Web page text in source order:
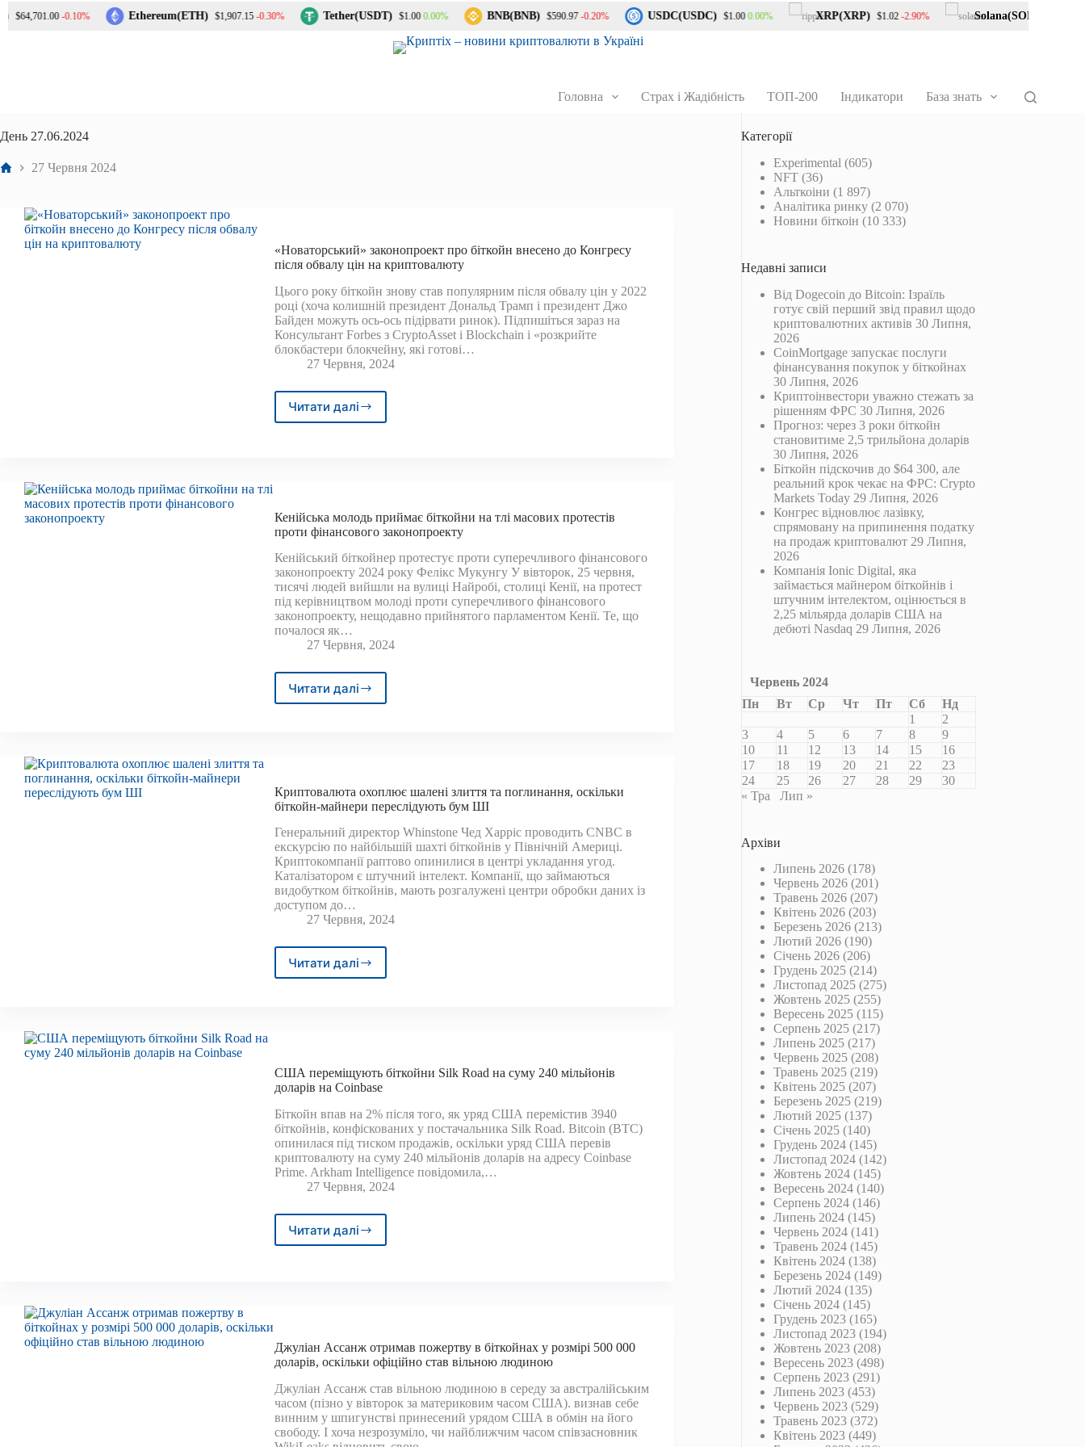
до$64,701.00 -0.10% Ethereum(ETH) $1,907.15 -0.30% Tether(USDT) $1.00 0.00% BNB(BNB) $590.97 -0.20% USDC(USDC) $1.00 0.00% XRP(XRP) $1.02 -2.90% Solana(SOL)
Головна Страх і Жадібність ТОП-200 Індикатори База знать
День 27.06.2024
Головна27 Червня 2024
«Новаторський» законопроект про біткойн внесено до Конгресу
після обвалу цін на криптовалюту
Цього року біткойн знову став популярним після обвалу цін у 2022
році (хоча колишній президент Дональд Трамп і президент Джо
Байден можуть ось-ось підірвати ринок). Підпишіться зараз на
Консультант Forbes з CryptoAsset і Blockchain і «розкрийте
блокбастери блокчейну, які готові…
27 Червня, 2024
Читати далі«Новаторський»
законопроект
після
обвалу
цін
на
криптовалюту
Кенійська молодь приймає біткойни на тлі масових протестів
проти фінансового законопроекту
Кенійський біткойнер протестує проти суперечливого фінансового
законопроекту 2024 року Фелікс Мукунгу У вівторок, 25 червня,
тисячі людей вийшли на вулиці Найробі, столиці Кенії, на протест
під керівництвом молоді проти суперечливого фінансового
законопроекту, нещодавно прийнятого парламентом Кенії. Те, що
почалося як…
27 Червня, 2024
Читати далі
Кенійська
масових
протестів
проти
фінансового
законопроекту
Криптовалюта охоплює шалені злиття та поглинання, оскільки
біткойн-майнери переслідують бум ШІ
Генеральний директор Whinstone Чед Харріс проводить CNBC в
екскурсію по найбільшій шахті біткойнів у Північній Америці.
Криптокомпанії раптово опинилися в центрі укладання угод.
Каталізатором є штучний інтелект. Компанії, що займаються
видобутком біткойнів, мають розгалужені центри обробки даних із
доступом до…
27 Червня, 2024
Читати даліКриптовалюта
біткойн-
майнери
переслідують
бум
ШІ
США переміщують біткойни Silk Road на суму 240 мільйонів
доларів на Coinbase
Біткойн впав на 2% після того, як уряд США перемістив 3940
біткойнів, конфіскованих у постачальника Silk Road. Bitcoin (BTC)
опинилася під тиском продажів, оскільки уряд США перевів
криптовалюту на суму 240 мільйонів доларів на адресу Coinbase
Prime. Arkham Intelligence повідомила,…
27 Червня, 2024
Читати далі
США
240
мільйонів
на
Coinbase
Джуліан Ассанж отримав пожертву в біткойнах у розмірі 500 000
доларів, оскільки офіційно став вільною людиною
Джуліан Ассанж став вільною людиною в середу за австралійським
часом (пізно у вівторок за материковим часом США). визнав себе
винним у шпигунстві принесений урядом США в обмін на його
свободу. І хоча незрозуміло, чи найближчим часом співзасновник
Категорії
Experimental (605)
NFT (36)
Альткоіни (1 897)
Аналітика ринку (2 070)
Новини біткоін (10 333)
Недавні записи
Від Dogecoin до Bitcoin: Ізраїль
готує свій перший звід правил щодо
криптовалютних активів 30 Липня,
2026
CoinMortgage запускає послуги
фінансування покупок у біткойнах
30 Липня, 2026
Криптоінвестори уважно стежать за
рішенням ФРС 30 Липня, 2026
Прогноз: через 3 роки біткойн
становитиме 2,5 трильйона доларів
30 Липня, 2026
Біткойн підскочив до $64 300, але
реальний крок чекає на ФРС: Crypto
Markets Today 29 Липня, 2026
Конгрес відновлює лазівку,
спрямовану на припинення податку
на продаж криптовалют 29 Липня,
2026
Компанія Ionic Digital, яка
займається майнером біткойнів і
штучним інтелектом, оцінюється в
2,25 мільярда доларів США на
дебюті Nasdaq 29 Липня, 2026
Червень 2024
Пн
Вт Ср Чт Пт Сб
Нд
1
2
3
4 5 6 7 8
9
10
11 12 13 14 15
16
17
18 19 20 21 22
23
24
25 26 27 28 29
30
« Тра
Лип »
Архіви
Липень 2026 (178)
Червень 2026 (201)
Травень 2026 (207)
Квітень 2026 (203)
Березень 2026 (213)
Лютий 2026 (190)
Січень 2026 (206)
Грудень 2025 (214)
Листопад 2025 (275)
Жовтень 2025 (255)
Вересень 2025 (115)
Серпень 2025 (217)
Липень 2025 (217)
Червень 2025 (208)
Травень 2025 (219)
Квітень 2025 (207)
Березень 2025 (219)
Лютий 2025 (137)
Січень 2025 (140)
Грудень 2024 (145)
Листопад 2024 (142)
Жовтень 2024 (145)
Вересень 2024 (140)
Серпень 2024 (146)
Липень 2024 (145)
Червень 2024 (141)
Травень 2024 (145)
Квітень 2024 (138)
Березень 2024 (149)
Лютий 2024 (135)
Січень 2024 (145)
Грудень 2023 (165)
Листопад 2023 (194)
Жовтень 2023 (208)
Вересень 2023 (498)
Серпень 2023 (291)
Липень 2023 (453)
Червень 2023 (529)
Травень 2023 (372)
Квітень 2023 (449)